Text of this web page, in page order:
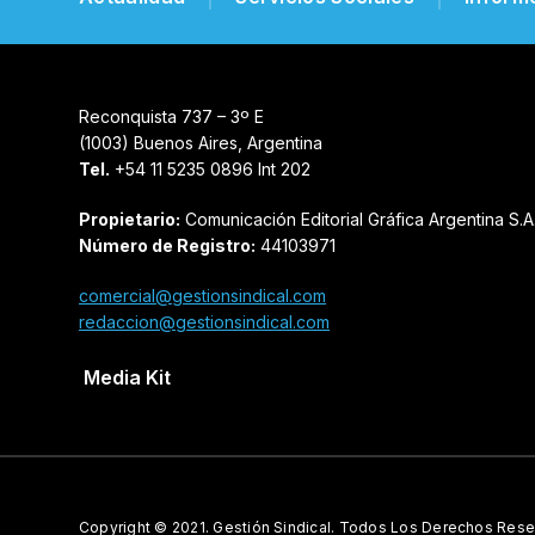
Reconquista 737 – 3º E
(1003) Buenos Aires, Argentina
Tel. +54 11 5235 0896 Int 202
Propietario: Comunicación Editorial Gráfica Argentina S.A.
Número de Registro: 44103971
comercial@gestionsindical.com
redaccion@gestionsindical.com
Media Kit
Copyright © 2021.Gestión Sindical. Todos Los Derechos